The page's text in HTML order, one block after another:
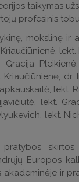
taikymas
profesinis
mokslinę ir
Gracija
Kriaučiūnienė,
lekt.
lekt.
lekt.
Europos
ir